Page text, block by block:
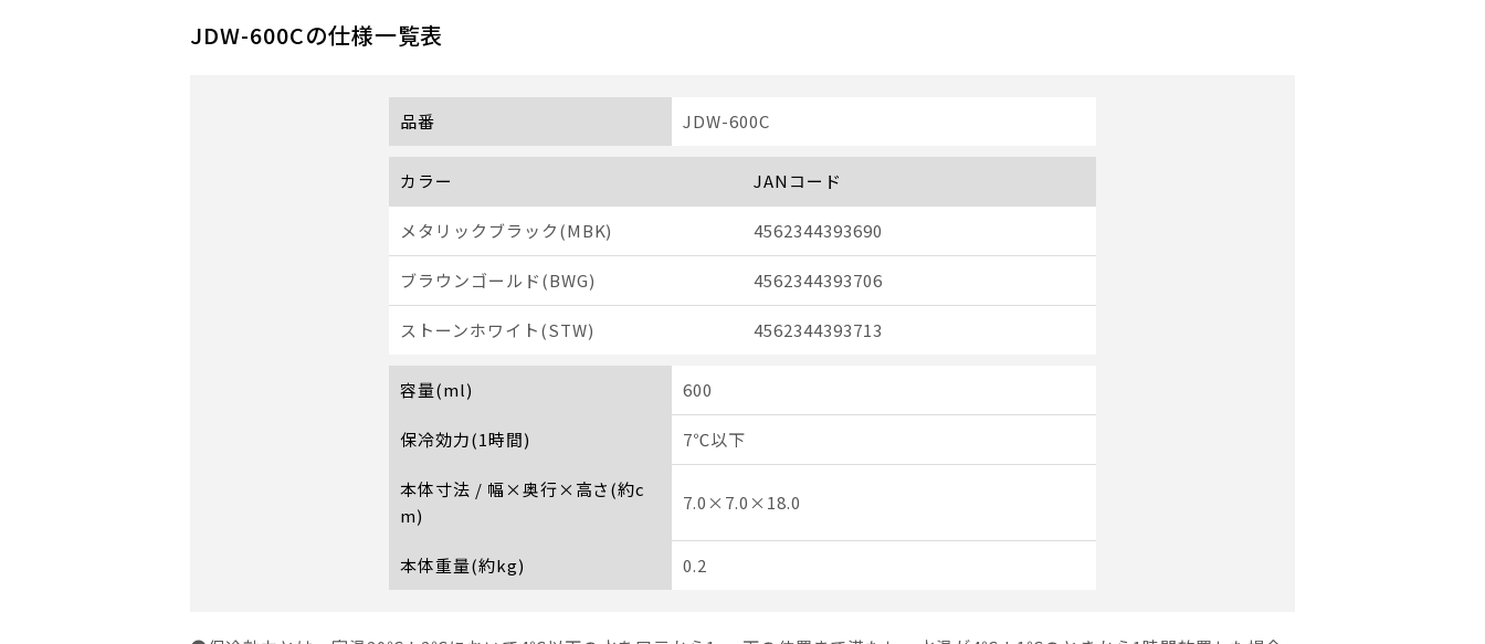
JDW-600Cの仕様一覧表
品番 JDW-600C
カラー JANコード
メタリックブラック(MBK) 4562344393690
ブラウンゴールド(BWG) 4562344393706
ストーンホワイト(STW) 4562344393713
容量(ml) 600
保冷効力(1時間) 7℃以下
本体寸法 / 幅×奥行×高さ(約c
m)
7.0×7.0×18.0
本体重量(約kg) 0.2